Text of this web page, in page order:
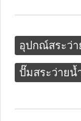
อุปกณ์สระว่า
ปั๊มสระว่ายน้